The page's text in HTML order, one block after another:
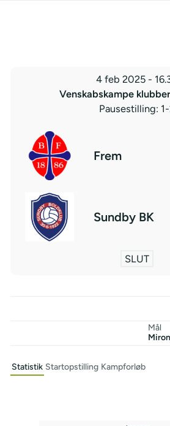
4 feb 2025 -
Venskabskampe klubber
Pausestilling:
Frem
Sundby BK
SLUT
Mål
Statistik Startopstilling Kampforløb